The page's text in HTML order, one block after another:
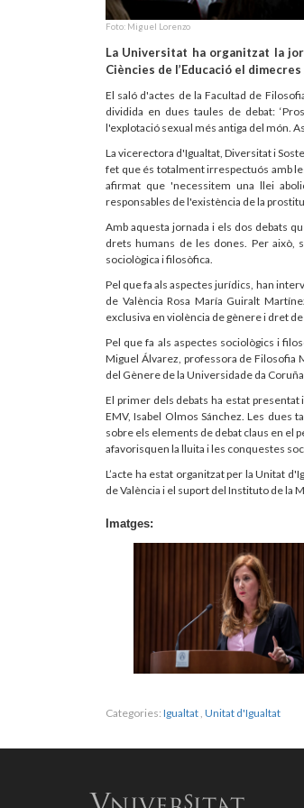
Foto: Miguel Lorenzo
La Universitat ha organitzat la
Ciències de l’Educació el
El saló d'actes de la Facultad de
dividida en dues taules de debat:
l'explotació sexual més antiga del món.
La vicerectora d'Igualtat, Diversitat i
fet que és totalment irrespectuós amb
afirmat que 'necessitem una llei
responsables de l'existència de la
Amb aquesta jornada i els dos debats
drets humans de les dones. Per això,
sociològica i filosòfica.
Pel que fa als aspectes jurídics, han
de València Rosa María Guiralt
exclusiva en violència de gènere i dret de
Pel que fa als aspectes sociològics i
Miguel Álvarez, professora de Filosofia
del Gènere de la Universidade da
El primer dels debats ha estat
EMV, Isabel Olmos Sánchez. Les dues
sobre els elements de debat claus en el
afavorisquen la lluita i les conquestes
L’acte ha estat organitzat per la Unitat
de València i el suport del Instituto de la
Imatges:
Categories: Igualtat Unitat d'Igualtat